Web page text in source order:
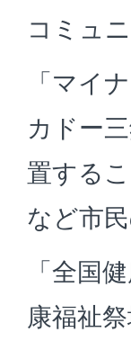
コミュ
「マイ
カドー
置する
など市
「全国
康福祉